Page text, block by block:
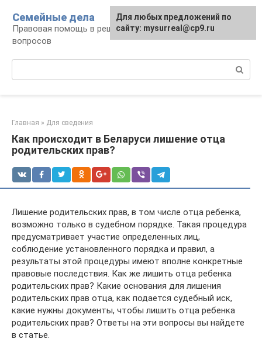
контенту
Семейные дела
Правовая помощь в решении семейных
вопросов
Главная » Для сведения
Как происходит в Беларуси лишение отца
родительских прав?
Лишение родительских прав, в том числе отца ребенка,
возможно только в судебном порядке. Такая процедура
предусматривает участие определенных лиц,
соблюдение установленного порядка и правил, а
результаты этой процедуры имеют вполне конкретные
правовые последствия. Как же лишить отца ребенка
родительских прав? Какие основания для лишения
родительских прав отца, как подается судебный иск,
какие нужны документы, чтобы лишить отца ребенка
родительских прав? Ответы на эти вопросы вы найдете
в статье.
Для любых предложений по
сайту: mysurreal@cp9.ru